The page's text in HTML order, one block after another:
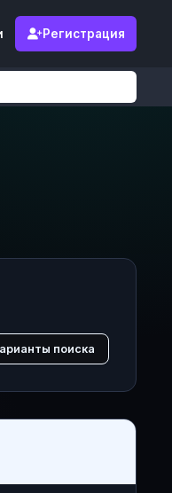
Регистрация
поиска